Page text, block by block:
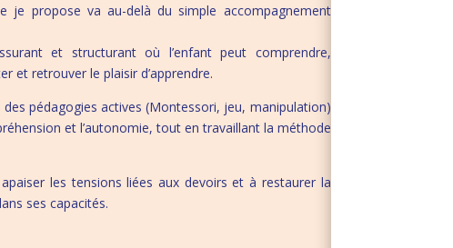
je propose va au-delà du simple accompagnement
et structurant où l’enfant peut comprendre,
et retrouver le plaisir d’apprendre.
des pédagogies actives (Montessori, jeu, manipulation)
et l’autonomie, tout en travaillant la méthode
les tensions liées aux devoirs et à restaurer la
ses capacités.